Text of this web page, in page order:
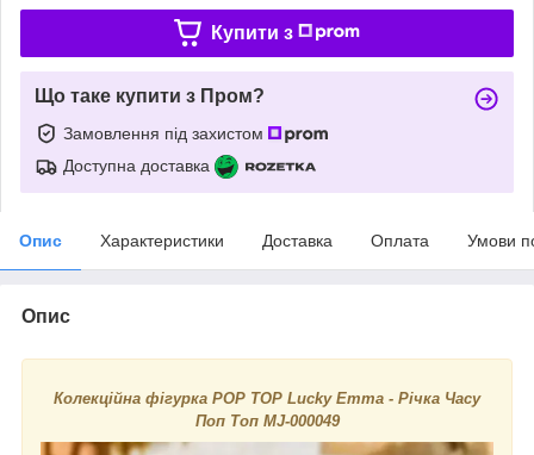
Купити з
Що таке купити з Пром?
Замовлення під захистом
Доступна доставка
Опис Характеристики Доставка Оплата Умови
Опис
Колекційна фігурка POP TOP Lucky Emma - Річка Часу
Поп Топ MJ-000049